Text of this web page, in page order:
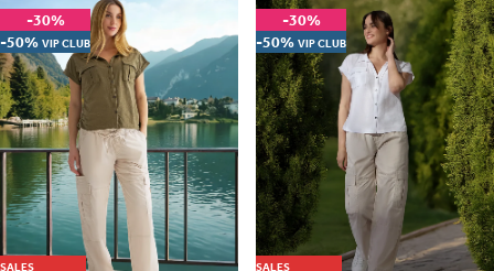
-30%
-50% VIP CLUB
SALES
-30%
-50% VIP CLUB
SALES